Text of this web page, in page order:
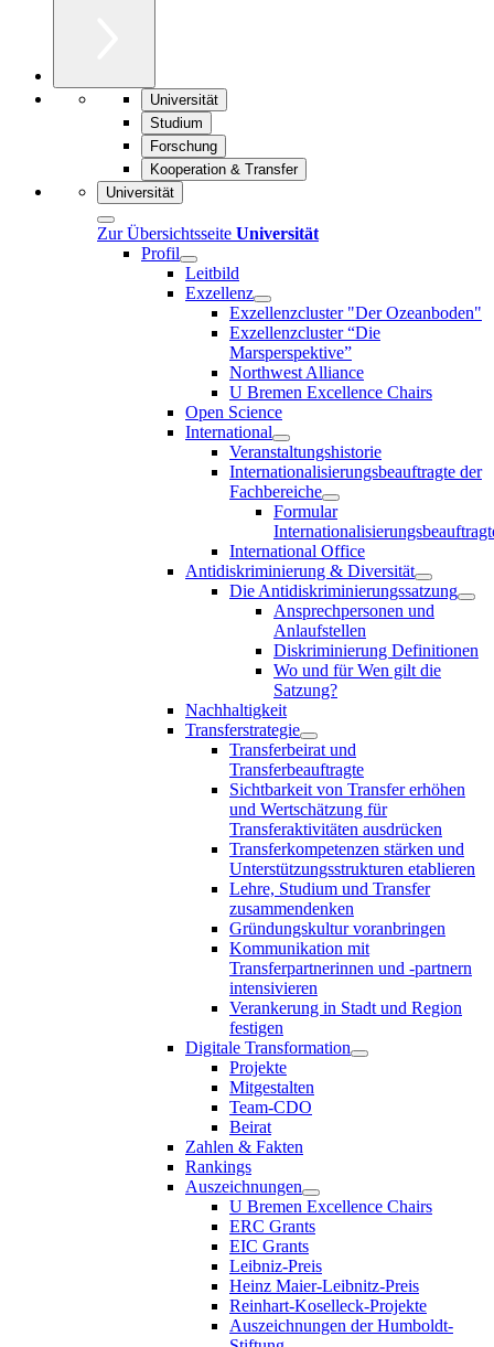
Universität
Studium
Forschung
Kooperation & Transfer
Universität
Zur Übersichtsseite Universität
Profil
Leitbild
Exzellenz
Exzellenzcluster "Der Ozeanboden"
Exzellenzcluster “Die
Marsperspektive”
Northwest Alliance
U Bremen Excellence Chairs
Open Science
International
Veranstaltungshistorie
Internationalisierungsbeauftragte der
Fachbereiche
Formular
International Office
Antidiskriminierung & Diversität
Die Antidiskriminierungssatzung
Ansprechpersonen und
Anlaufstellen
Diskriminierung Definitionen
Wo und für Wen gilt die
Satzung?
Nachhaltigkeit
Transferstrategie
Transferbeirat und
Transferbeauftragte
Sichtbarkeit von Transfer erhöhen
und Wertschätzung für
Transferaktivitäten ausdrücken
Transferkompetenzen stärken und
Unterstützungsstrukturen etablieren
Lehre, Studium und Transfer
zusammendenken
Gründungskultur voranbringen
Kommunikation mit
Transferpartnerinnen und -partnern
intensivieren
Verankerung in Stadt und Region
festigen
Digitale Transformation
Projekte
Mitgestalten
Team-CDO
Beirat
Zahlen & Fakten
Rankings
Auszeichnungen
U Bremen Excellence Chairs
ERC Grants
EIC Grants
Leibniz-Preis
Heinz Maier-Leibnitz-Preis
Reinhart-Koselleck-Projekte
Auszeichnungen der Humboldt-